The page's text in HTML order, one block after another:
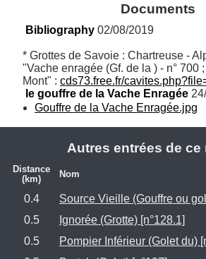
Documents
Bibliography 02/08/2019
* Grottes de Savoie : Chartreuse -
"Vache enragée (Gf. de la ) - n° 700
Mont" : cds73.free.fr/
le gouffre de la Vache Enragée
Gouffre de la Vache Enragée.jpg
Autres entrées de ce
Distance
(km)
Nom
0.4
Source Vieille (Gouffre ou
0.5
Ignorée (Grotte) [n°128.1]
0.5
Pompier Inférieur (Golet du)